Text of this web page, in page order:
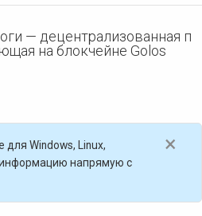
— децентрализованная п
на блокчейне Golos
×
Windows, Linux,
информацию напрямую с